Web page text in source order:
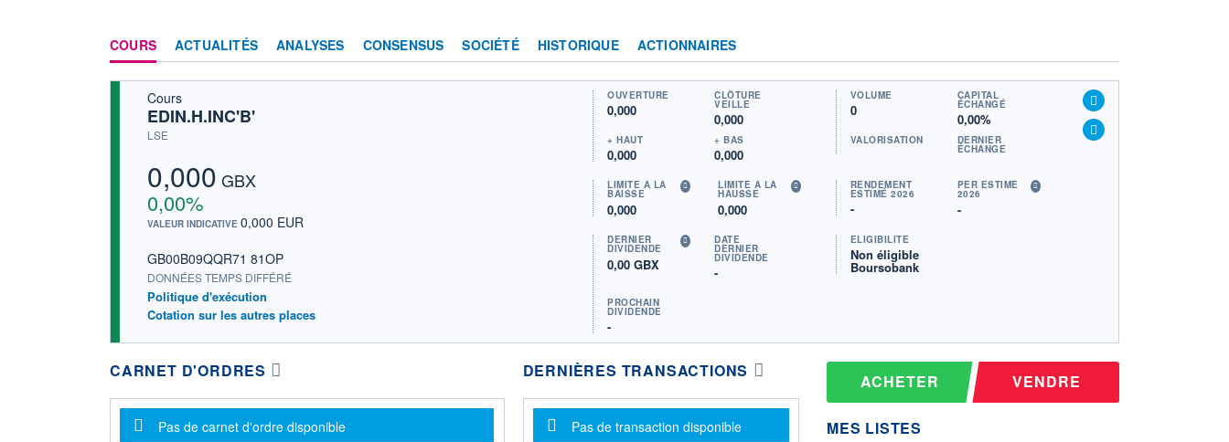
COURS ACTUALITÉS ANALYSES CONSENSUS SOCIÉTÉ HISTORIQUE ACTIONNAIRES
Cours
EDIN.H.INC'B'
LSE
0,000 GBX
0,00%
VALEUR INDICATIVE 0,000 EUR
GB00B09QQR71 81OP
DONNÉES TEMPS DIFFÉRÉ
Politique d'exécution
Cotation sur les autres places
OUVERTURE
0,000
CLÔTURE
VEILLE
0,000
+ HAUT
0,000
+ BAS
0,000
VOLUME
0
CAPITAL
ÉCHANGÉ
0,00%
VALORISATION DERNIER
ÉCHANGE
LIMITE À LA
BAISSE
0,000
LIMITE À LA
HAUSSE
0,000
RENDEMENT
ESTIMÉ 2026
-
PER ESTIMÉ
2026
-
DERNIER
DIVIDENDE
0,00 GBX
DATE
DERNIER
DIVIDENDE
-
PROCHAIN
DIVIDENDE
-
ÉLIGIBILITÉ
Non éligible
Boursobank
CARNET D'ORDRES
Message d'information
Pas de carnet d'ordre disponible
DERNIÈRES TRANSACTIONS
Message d'information
Pas de transaction disponible
ACHETER VENDRE
MES LISTES